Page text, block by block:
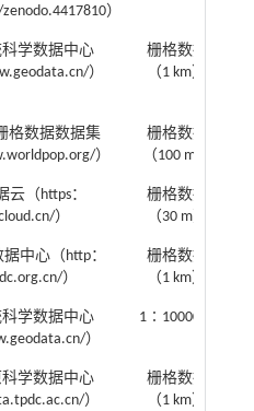
）
学数据中心
）
栅格数据
（1 km）
格数据数据集
）
栅格数据
（100 m）
（https：
）
栅格数据
（30 m）
中心（http：
）
栅格数据
（1 km）
学数据中心
）
1∶1000000
学数据中心
）
栅格数据
（1 km）